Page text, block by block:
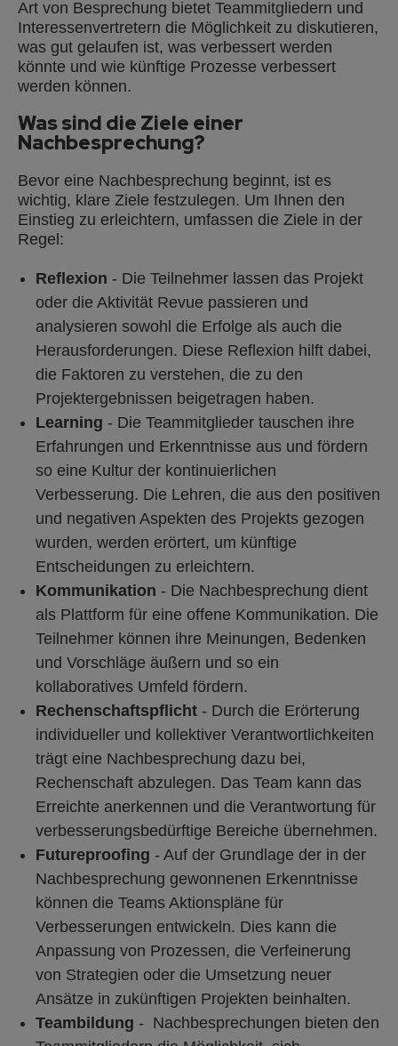
Art von Besprechung bietet Teammitgliedern und
Interessenvertretern die Möglichkeit zu diskutieren,
was gut gelaufen ist, was verbessert werden
könnte und wie künftige Prozesse verbessert
werden können.
Was sind die Ziele einer
Nachbesprechung?
Bevor eine Nachbesprechung beginnt, ist es
wichtig, klare Ziele festzulegen. Um Ihnen den
Einstieg zu erleichtern, umfassen die Ziele in der
Regel:
Reflexion - Die Teilnehmer lassen das Projekt
oder die Aktivität Revue passieren und
analysieren sowohl die Erfolge als auch die
Herausforderungen. Diese Reflexion hilft dabei,
die Faktoren zu verstehen, die zu den
Projektergebnissen beigetragen haben.
Learning - Die Teammitglieder tauschen ihre
Erfahrungen und Erkenntnisse aus und fördern
so eine Kultur der kontinuierlichen
Verbesserung. Die Lehren, die aus den positiven
und negativen Aspekten des Projekts gezogen
wurden, werden erörtert, um künftige
Entscheidungen zu erleichtern.
Kommunikation - Die Nachbesprechung dient
als Plattform für eine offene Kommunikation. Die
Teilnehmer können ihre Meinungen, Bedenken
und Vorschläge äußern und so ein
kollaboratives Umfeld fördern.
Rechenschaftspflicht - Durch die Erörterung
individueller und kollektiver Verantwortlichkeiten
trägt eine Nachbesprechung dazu bei,
Rechenschaft abzulegen. Das Team kann das
Erreichte anerkennen und die Verantwortung für
verbesserungsbedürftige Bereiche übernehmen.
Futureproofing - Auf der Grundlage der in der
Nachbesprechung gewonnenen Erkenntnisse
können die Teams Aktionspläne für
Verbesserungen entwickeln. Dies kann die
Anpassung von Prozessen, die Verfeinerung
von Strategien oder die Umsetzung neuer
Ansätze in zukünftigen Projekten beinhalten.
Teambildung - Nachbesprechungen bieten den